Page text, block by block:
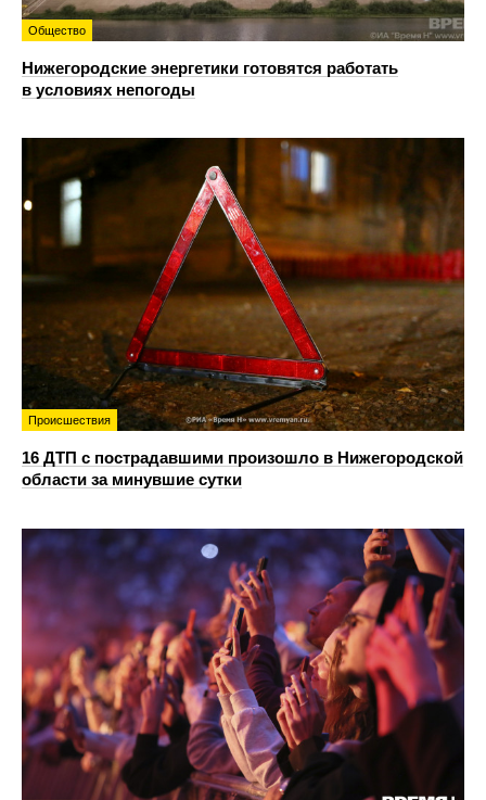
Общество
Нижегородские энергетики готовятся работать
в условиях непогоды
Происшествия
16 ДТП с пострадавшими произошло в Нижегородской
области за минувшие сутки